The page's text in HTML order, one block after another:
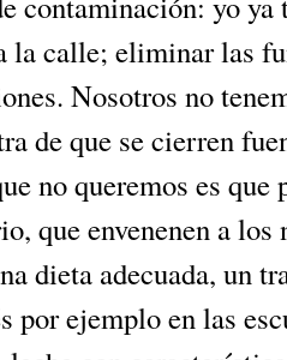
la calle; eliminar las
Nosotros no
de que se cierren
no queremos es que
que envenenen a los
dieta adecuada, un
por ejemplo en las